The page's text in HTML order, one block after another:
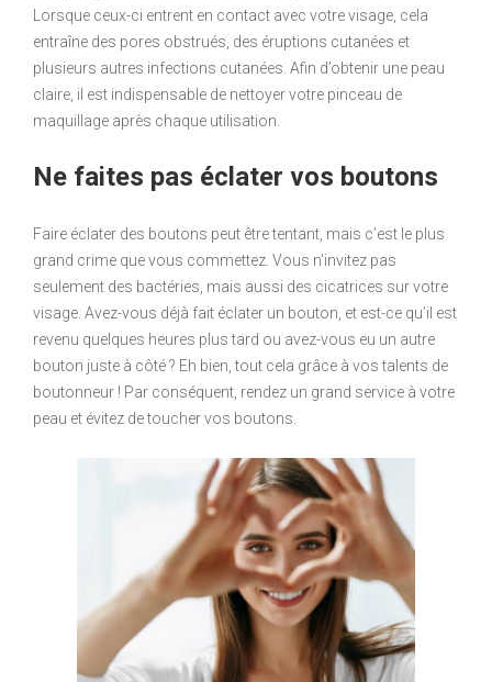
Lorsque ceux-ci entrent en contact avec votre visage, cela
entraîne des pores obstrués, des éruptions cutanées et
plusieurs autres infections cutanées. Afin d’obtenir une peau
claire, il est indispensable de nettoyer votre pinceau de
maquillage après chaque utilisation.
Ne faites pas éclater vos boutons
Faire éclater des boutons peut être tentant, mais c’est le plus
grand crime que vous commettez. Vous n’invitez pas
seulement des bactéries, mais aussi des cicatrices sur votre
visage. Avez-vous déjà fait éclater un bouton, et est-ce qu’il est
revenu quelques heures plus tard ou avez-vous eu un autre
bouton juste à côté ? Eh bien, tout cela grâce à vos talents de
boutonneur ! Par conséquent, rendez un grand service à votre
peau et évitez de toucher vos boutons.